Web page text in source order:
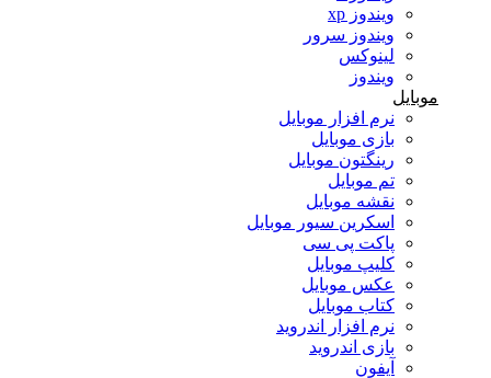
ویندوز xp
ویندوز سرور
لینوکس
ویندوز
موبایل
نرم افزار موبایل
بازی موبایل
رینگتون موبایل
تم موبایل
نقشه موبایل
اسکرین سیور موبایل
پاکت پی سی
کلیپ موبایل
عکس موبایل
کتاب موبایل
نرم افزار اندروید
بازی اندروید
آیفون